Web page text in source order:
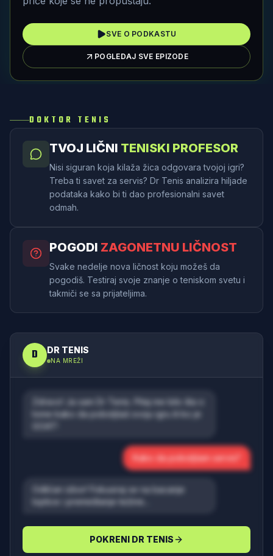
SVE O PODKASTU
POGLEDAJ SVE EPIZODE
DOKTOR TENIS
TVOJ LIČNI TENISKI PROFESOR
Nisi siguran koja kilaža žica odgovara tvojoj igri?
Treba ti savet za servis? Dr Tenis analizira hiljade
podataka kako bi ti dao profesionalni savet
odmah.
POGODI ZAGONETNU LIČNOST
Svake nedelje nova ličnost koju možeš da
pogodiš. Testiraj svoje znanje o teniskom svetu i
takmiči se sa prijateljima.
D DR TENIS
NA MREŽI
Zdravo! Ja sam Dr Tenis. Pitaj me bilo šta o
tome kako da poboljšaš svoju igru ili ko je
Kako da poboljšam servis?
Odličan izbor! Fokusiraj se na bacanje
loptice i premeštanje težine...
POKRENI DR TENIS